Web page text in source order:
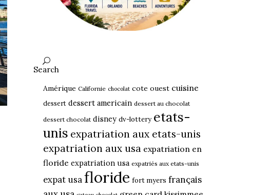
Search
Amérique Californie chocolat cote ouest cuisine
dessert dessert americain dessert au chocolat
dessert chocolat disney dv-lottery etats-
unis expatriation aux etats-unis
expatriation aux usa expatriation en
floride expatriation usa expatriés aux etats-unis
expat usafloride fort myers français